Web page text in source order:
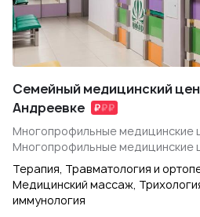
Семейный медицинский
Андреевке
Многопрофильные медицинские
Многопрофильные медицинские
Терапия, Травматология и
Медицинский массаж,
иммунология